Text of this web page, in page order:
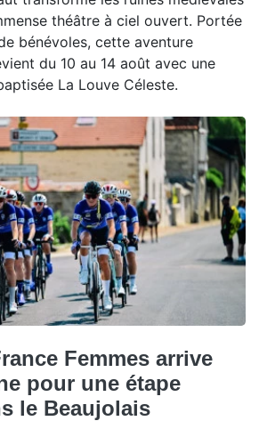
théâtre à ciel ouvert. Portée
bénévoles, cette aventure
du 10 au 14 août avec une
La Louve Céleste.
Femmes arrive
pour une étape
le Beaujolais